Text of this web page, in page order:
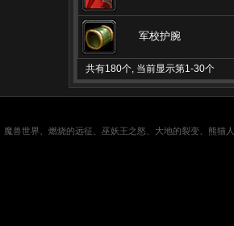
军校护腕
共有180个, 当前显示第1-30个
魔兽世界、燃烧的远征、巫妖王之怒、大地的裂变、熊猫